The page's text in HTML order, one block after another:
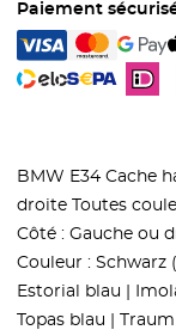
Paiement
BMW E34 Cache
droite Toutes
Côté : Gauche ou
Couleur : Schwarz
Estorial blau |
Topas blau |